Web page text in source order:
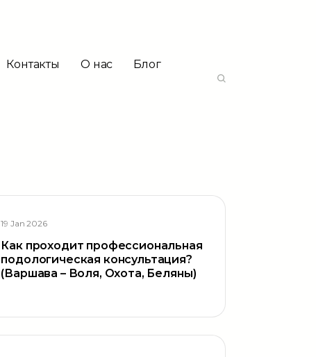
Контакты О нас Блог
19 Jan 2026
Как проходит профессиональная
подологическая консультация?
(Варшава – Воля, Охота, Беляны)